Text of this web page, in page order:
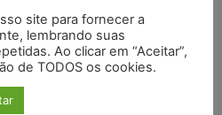
site para fornecer a
lembrando suas
Ao clicar em “Aceitar”,
de TODOS os cookies.